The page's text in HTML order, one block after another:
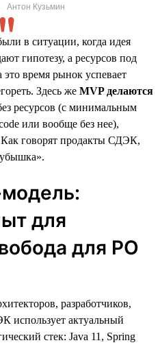
Антон Кузьмин
в ситуации, когда идея
гипотезу, а ресурсов под
время рынок успевает
Здесь же MVP делаются
ресурсов (с минимальным
или вообще без нее),
Как говорят продакты СДЭК,
для
для PO
разработчиков,
использует актуальный
стек: Java 11, Spring